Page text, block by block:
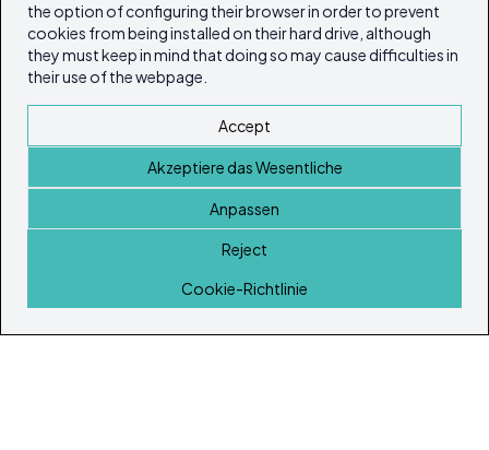
the option of configuring their browser in order to prevent
cookies from being installed on their hard drive, although
they must keep in mind that doing so may cause difficulties in
their use of the webpage.
Accept
Akzeptiere das Wesentliche
Anpassen
Reject
Cookie-Richtlinie